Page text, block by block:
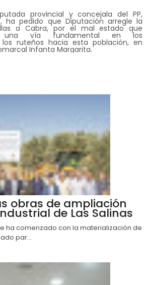
provincial y concejala del PP,
ha pedido que Diputación arregle la
a Cabra, por el mal estado que
una vía fundamental en los
los ruteños hacia esta población, en
Infanta Margarita.
obras de ampliación
de Las Salinas
ha comenzado con la materialización de
par...